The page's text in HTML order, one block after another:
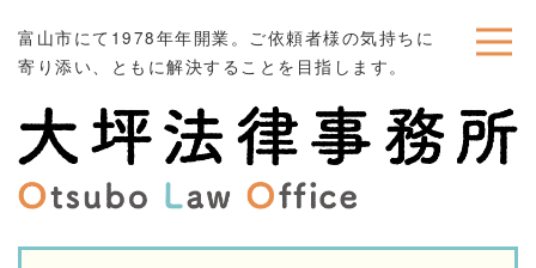
富山市にて1978年年開業。ご依頼者様の気持ちに
寄り添い、ともに解決することを目指します。